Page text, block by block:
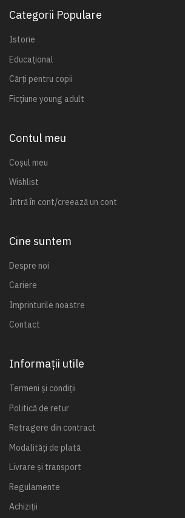
Categorii Populare
Istorie
Educațional
Cărți pentru copii
Ficțiune young adult
Contul meu
Coșul meu
Wishlist
Intră în cont/creează un cont
Cine suntem
Despre noi
Cariere
Imprinturile noastre
Contact
Informații utile
Termeni și condiții
Politică de retur
Retragere din contract
Modalități de plată
Livrare și transport
Regulamente
Achiziții